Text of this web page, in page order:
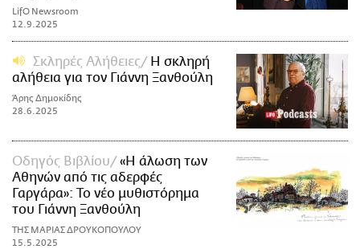
LifO Newsroom
12.9.2025
Σκληρές Αλήθειες
H σκληρή
αλήθεια για τον Γιάννη Ξανθούλη
Άρης Δημοκίδης
28.6.2025
Οδηγός Βιβλίου
«Η άλωση των
Αθηνών από τις αδερφές
Γαργάρα»: Το νέο μυθιστόρημα
του Γιάννη Ξανθούλη
ΤΗΣ ΜΑΡΙΑΣ ΔΡΟΥΚΟΠΟΥΛΟΥ
15.5.2025